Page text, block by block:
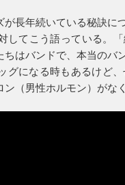
長年続いている秘訣に
してこう語っている。
はバンドで、本当のバ
グになる時もあるけど
（男性ホルモン）がな